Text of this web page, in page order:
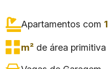
Apartamentos com 1
m² de área primitiva